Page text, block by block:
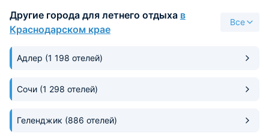
чайник,
Вокруг много
Другие города для летнего отдыха в
Краснодарском крае
Все
Адлер (1 198 отелей)
Сочи (1 298 отелей)
Геленджик (886 отелей)